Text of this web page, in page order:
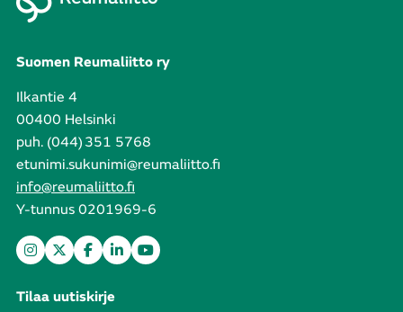
Suomen Reumaliitto ry
Ilkantie 4
00400 Helsinki
puh. (044) 351 5768
etunimi.sukunimi@reumaliitto.fi
info@reumaliitto.fi
Y-tunnus 0201969-6
Tilaa uutiskirje